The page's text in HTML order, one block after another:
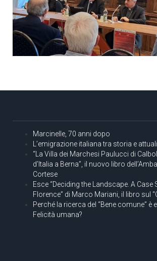
Marcinelle, 70 anni dopo
L’emigrazione italiana tra storia e
“La Villa dei Marchesi Paulucci di
d’Italia a Berna”, il nuovo libro
Cortese
Esce “Deciding the Landscape. A Case
Florence” di Marco Mariani, il libro sul
Perché la ricerca del “Bene comune” è
Felicità umana?